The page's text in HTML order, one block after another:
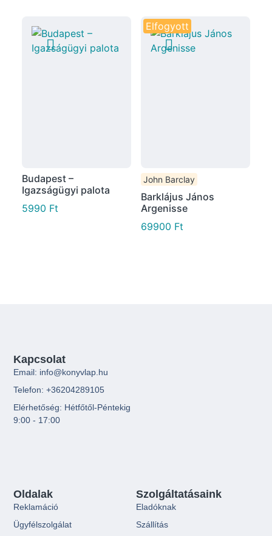
Budapest –
Igazságügyi palota
5990 Ft
Elfogyott
John Barclay
Barklájus János
Argenisse
69900 Ft
Szolgáltatásaink
Eladóknak
Szállítás
Oldalak
Reklamáció
Ügyfélszolgálat
Kapcsolat
Email: info@konyvlap.hu
Telefon: +36204289105
Elérhetőség: Hétfőtől-Péntekig
9:00 - 17:00